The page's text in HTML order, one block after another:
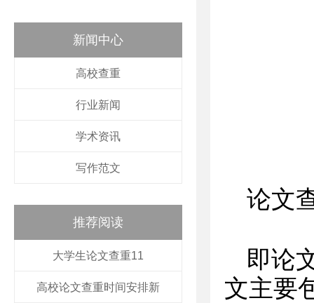
新闻中心
高校查重
行业新闻
学术资讯
写作范文
推荐阅读
大学生论文查重11
高校论文查重时间安排新
论文
即论
文主要